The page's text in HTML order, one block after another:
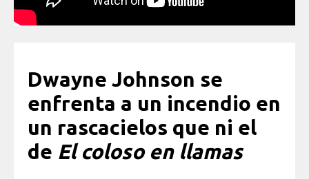
Dwayne Johnson se
enfrenta a un incendio en
un rascacielos que ni el
de El coloso en llamas